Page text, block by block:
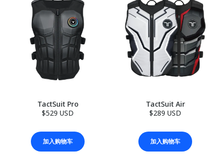
TactSuit Pro
$529 USD
加入购物车
TactSuit Air
$289 USD
加入购物车